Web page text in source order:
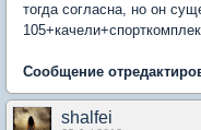
тогда согласна, но он
Сообщение
shalfei